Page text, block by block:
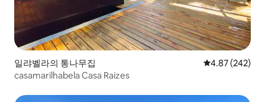
일랴벨라의 통나무집 평점 4.87점(5
4.87 (242)
casamarilhabela Casa Raizes